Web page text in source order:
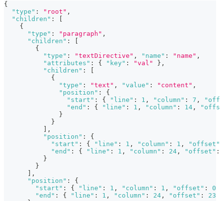
{
"type" : "root" ,
"children" :
{
"type" : "paragraph" ,
"children" :
{
"type" : "textDirective" , "name" : "name" ,
"attributes" : { "key" : "val" } ,
"children" :
{
"type" : "text" , "value" : "content" ,
"position" :
{
"start" : { "line" : 1 , "column" : 7 ,
"end" : { "line" : 1 , "column" : 14 ,
}
}
,
"position" :
{
"start" : { "line" : 1 , "column" : 1 ,
"offset"
"end" : { "line" : 1 , "column" : 24 , "offset" :
}
}
,
"position" :
{
"start" : { "line" : 1 , "column" : 1 , "offset" :
0
"end" : { "line" : 1 , "column" : 24 , "offset" :
23